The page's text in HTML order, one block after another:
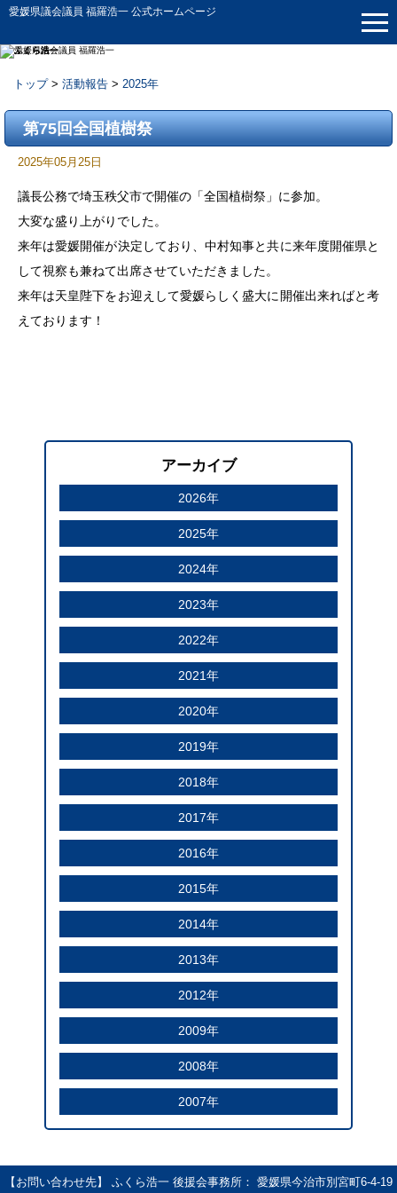
愛媛県議会議員 福羅浩一 公式ホームページ
トップ> 活動報告 > 2025年
第75回全国植樹祭
2025年05月25日
議長公務で埼玉秩父市で開催の「全国植樹祭」に参加。
大変な盛り上がりでした。
来年は愛媛開催が決定しており、中村知事と共に来年度開催県と
して視察も兼ねて出席させていただきました。
来年は天皇陛下をお迎えして愛媛らしく盛大に開催出来ればと考
えております！
アーカイブ
2026年
2025年
2024年
2023年
2022年
2021年
2020年
2019年
2018年
2017年
2016年
2015年
2014年
2013年
2012年
2009年
2008年
2007年
【お問い合わせ先】 ふくら浩一 後援会事務所： 愛媛県今治市別宮町6-4-19